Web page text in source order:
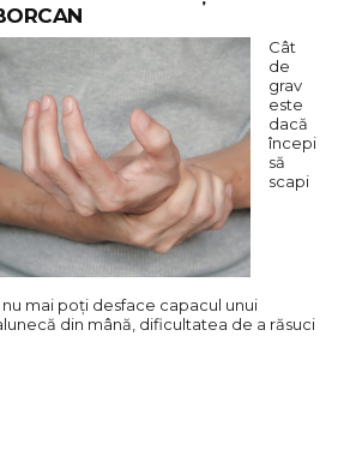
Cât
de
grav
este
dacă
începi
să
scapi
mai poți desface capacul unui
din mână, dificultatea de a răsuci